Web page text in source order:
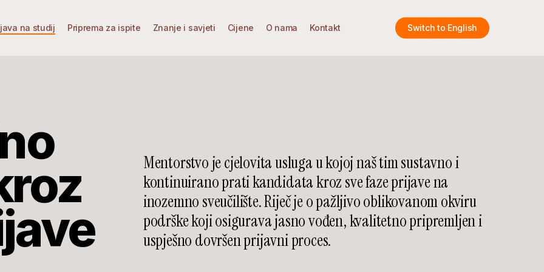
na studij Priprema za ispite Znanje i savjeti Cijene O nama Kontakt Switch to English
Mentorstvo je cjelovita usluga u kojoj naš tim sustavno i
kontinuirano prati kandidata kroz sve faze prijave na
inozemno sveučilište. Riječ je o pažljivo oblikovanom okviru
podrške koji osigurava jasno vođen, kvalitetno pripremljen i
uspješno dovršen prijavni proces.